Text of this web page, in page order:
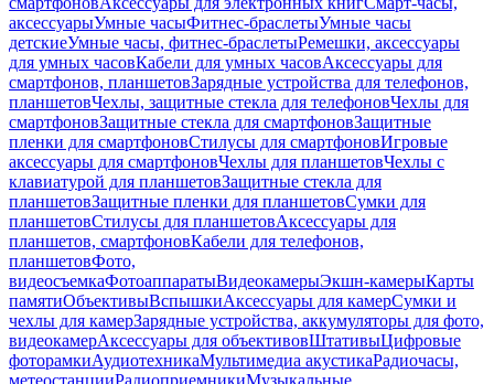
аксессуарыУмные часыФитнес-браслетыУмные часы
детскиеУмные часы, фитнес-браслетыРемешки, аксессуары
для умных часовКабели для умных часовАксессуары для
смартфонов, планшетовЗарядные устройства для телефонов,
планшетовЧехлы, защитные стекла для телефоновЧехлы для
смартфоновЗащитные стекла для смартфоновЗащитные
пленки для смартфоновСтилусы для смартфоновИгровые
аксессуары для смартфоновЧехлы для планшетовЧехлы с
клавиатурой для планшетовЗащитные стекла для
планшетовЗащитные пленки для планшетовСумки для
планшетовСтилусы для планшетовАксессуары для
планшетов, смартфоновКабели для телефонов,
планшетовФото,
видеосъемкаФотоаппаратыВидеокамерыЭкшн-камерыКарты
памятиОбъективыВспышкиАксессуары для камерСумки и
чехлы для камерЗарядные устройства, аккумуляторы для фото,
видеокамерАксессуары для объективовШтативыЦифровые
фоторамкиАудиотехникаМультимедиа акустикаРадиочасы,
метеостанцииРадиоприемникиМузыкальные